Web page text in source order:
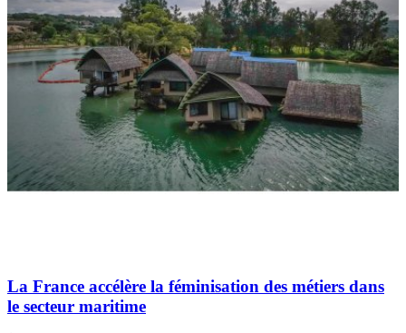
La France accélère la féminisation des métiers dans
le secteur maritime